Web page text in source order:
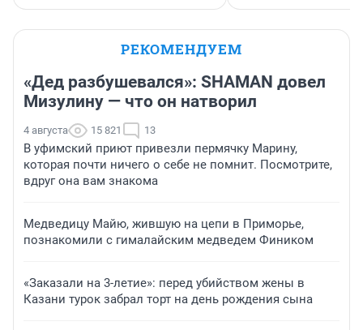
РЕКОМЕНДУЕМ
«Дед разбушевался»: SHAMAN довел
Мизулину — что он натворил
4 августа 15 821 13
В уфимский приют привезли пермячку Марину,
которая почти ничего о себе не помнит. Посмотрите,
вдруг она вам знакома
Медведицу Майю, жившую на цепи в Приморье,
познакомили с гималайским медведем Фиником
«Заказали на 3-летие»: перед убийством жены в
Казани турок забрал торт на день рождения сына